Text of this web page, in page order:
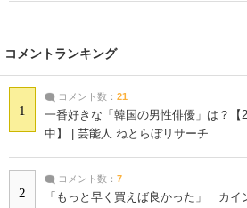
コメントランキング
1
コメント数： 21
一番好きな「韓国の男性俳優」は？【
中】 | 芸能人 ねとらぼリサーチ
2
コメント数： 7
「もっと早く買えば良かった」 カイ